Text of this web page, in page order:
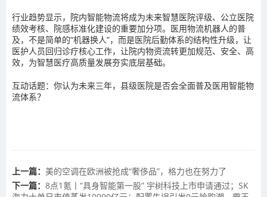
行业趋势显示，院内智能物流将成为未来智慧医院评级、公立医院
绩效考核、院感标准化建设的重要加分项。医用物流机器人的普
及，不是简单的“机器换人”，而是医院后勤体系的结构性升级，让
医护人员回归诊疗核心工作，让院内物资流转更加规范、安全、高
效，为智慧医疗高质量发展夯实底层基础。
互动话题：你认为未来三年，县级医院是否会全面普及医用智能物
流体系？
上一篇： 美的空调在欧洲被抢成“奢侈品”，格力也在努力了
下一篇： 8点1氪丨“具身智能第一股” 宇树科技上市申请通过；SK